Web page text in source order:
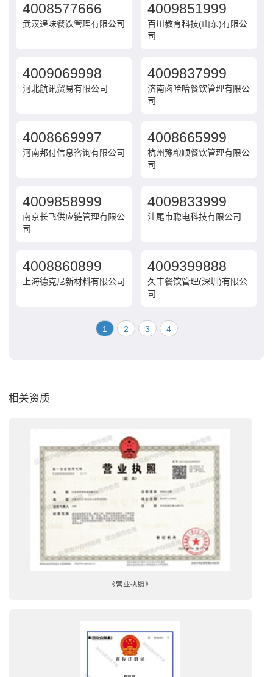
4008577666
武汉逞味餐饮管理有限公司
4009851999
百川教育科技(山东)有限公
司
4009069998
河北航讯贸易有限公司
4009837999
济南卤哈哈餐饮管理有限公
司
4008669997
河南邦付信息咨询有限公司
4008665999
杭州豫粮顺餐饮管理有限公
司
4009858999
南京长飞供应链管理有限公
司
4009833999
汕尾市聪电科技有限公司
4008860899
上海德克尼新材料有限公司
4009399888
久丰餐饮管理(深圳)有限公
司
1 2 3 4
相关资质
《营业执照》